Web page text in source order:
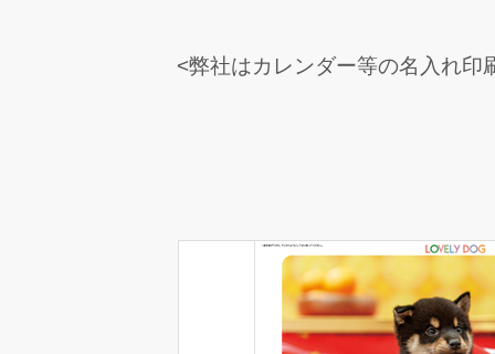
<弊社はカレンダー等の名入れ印